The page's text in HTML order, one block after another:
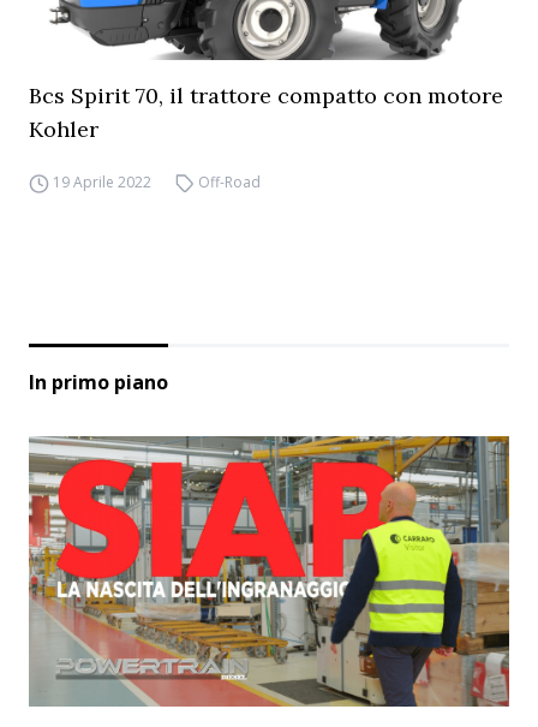
Bcs Spirit 70, il trattore compatto con motore
Kohler
19 Aprile 2022 Off-Road
In primo piano